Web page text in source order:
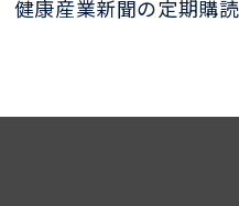
健康産業新聞の定期購